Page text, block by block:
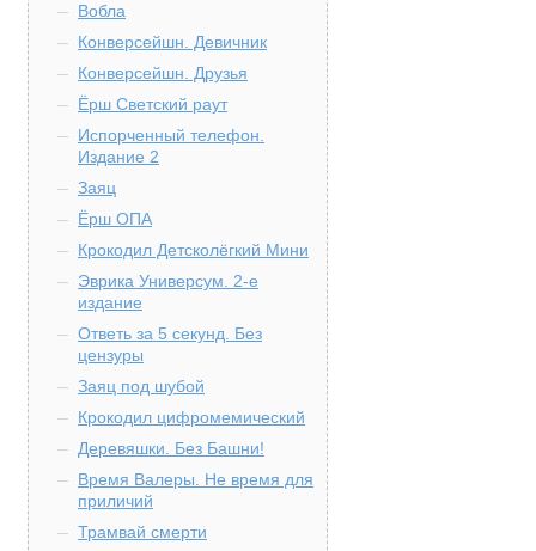
Вобла
Конверсейшн. Девичник
Конверсейшн. Друзья
Ёрш Светский раут
Испорченный телефон.
Издание 2
Заяц
Ёрш ОПА
Крокодил Детсколёгкий Мини
Эврика Универсум. 2-е
издание
Ответь за 5 секунд. Без
цензуры
Заяц под шубой
Крокодил цифромемический
Деревяшки. Без Башни!
Время Валеры. Не время для
приличий
Трамвай смерти